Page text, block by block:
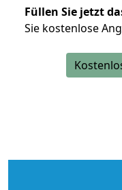
Füllen Sie jetzt
Sie kostenlose